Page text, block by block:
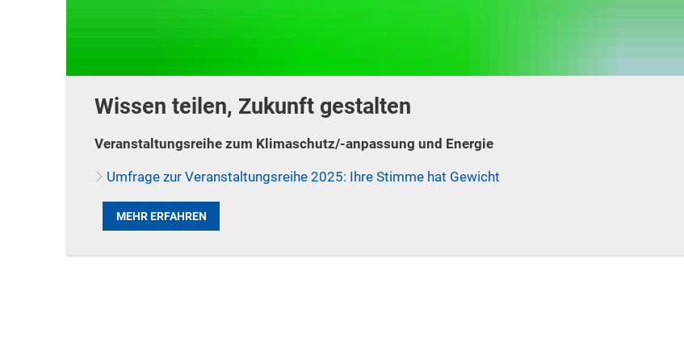
Wissen teilen, Zukunft gestalten
Veranstaltungsreihe zum Klimaschutz/-anpassung und Energie
Umfrage zur Veranstaltungsreihe 2025: Ihre Stimme hat Gewicht
MEHR ERFAHREN